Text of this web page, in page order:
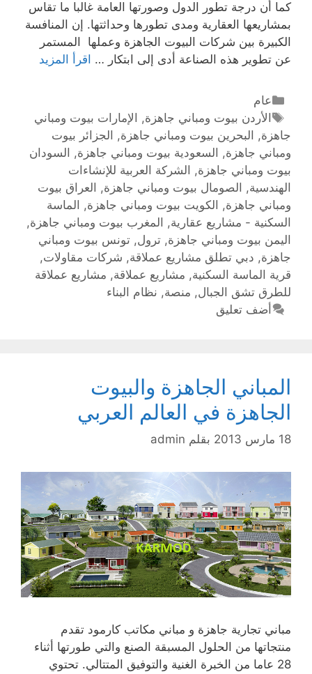
كما أن درجة تطور الدول وصورتها العامة غالبا ما تقاس
بمشاريعها العقارية ومدى تطورها وحداثتها. إن المنافسة
الكبيرة بين شركات البيوت الجاهزة وعملها المستمر
عن تطوير هذه الصناعة أدى إلى ابتكار … اقرأ المزيد
عام
الأردن بيوت ومباني جاهزة, الإمارات بيوت ومباني
جاهزة, البحرين بيوت ومباني جاهزة, الجزائر بيوت
ومباني جاهزة, السعودية بيوت ومباني جاهزة, السودان
بيوت ومباني جاهزة, الشركة العربية للإنشاءات
الهندسية, الصومال بيوت ومباني جاهزة, العراق بيوت
ومباني جاهزة, الكويت بيوت ومباني جاهزة, الماسة
السكنية - مشاريع عقارية, المغرب بيوت ومباني جاهزة,
اليمن بيوت ومباني جاهزة, ترول , تونس بيوت ومباني
جاهزة, دبي تطلق مشاريع عملاقة, شركات مقاولات,
قرية الماسة السكنية, مشاريع عملاقة, مشاريع عملاقة
للطرق تشق الجبال , منصة, نظام البناء
أضف تعليق
المباني الجاهزة والبيوت
الجاهزة في العالم العربي
18 مارس 2013 بقلم admin
مباني تجارية جاهزة و مباني مكاتب كارمود تقدم
منتجاتها من الحلول المسبقة الصنع والتي طورتها أثناء
28 عاما من الخبرة الغنية والتوفيق المتتالي. تحتوي